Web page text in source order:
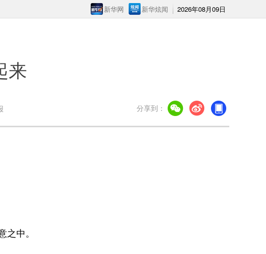
2026年08月09日
新华炫闻
新华网
来
分享到：
中。